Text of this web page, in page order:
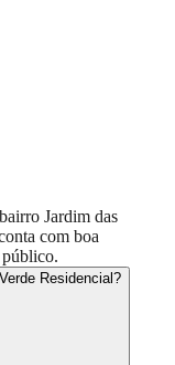
Jardim das
com boa
público.
Residencial?